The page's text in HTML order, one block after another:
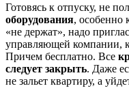
Готовясь к отпуску, не
оборудования, особенно
«не держат», надо
управляющей компании,
Причем бесплатно. Все
следует закрыть. Даже
не зальет квартиру, а